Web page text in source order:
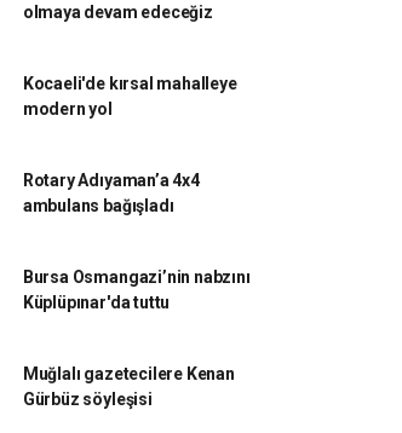
olmaya devam edeceğiz
Kocaeli'de kırsal mahalleye
modern yol
Rotary Adıyaman’a 4x4
ambulans bağışladı
Bursa Osmangazi’nin nabzını
Küplüpınar'da tuttu
Muğlalı gazetecilere Kenan
Gürbüz söyleşisi